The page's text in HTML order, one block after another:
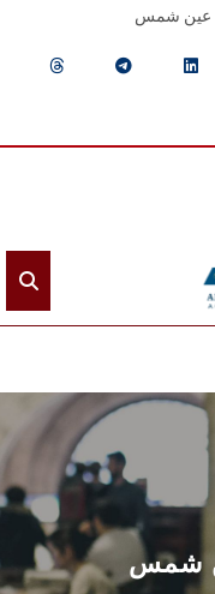
عين شمس
الرئيسيـة
عن الجامعة
القطاعـات شمس